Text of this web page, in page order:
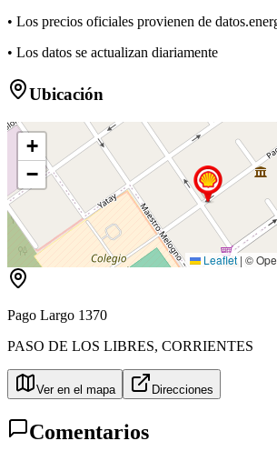
• Los precios oficiales provienen de
• Los datos se actualizan diariamente
Ubicación
+
−
Leaflet | ©
Pago Largo 1370
PASO DE LOS LIBRES, CORRIENTES
Ver en el mapa Direcciones
Comentarios